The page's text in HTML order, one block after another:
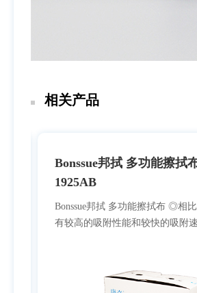
相关产品
Bonssue邦拭 多功能擦拭
1925AB
Bonssue邦拭 多功能擦拭布 ◎相比传统抹布具
有较高的吸附性能和较快的吸附
需求 ◎强韧耐磨，可擦拭粗糙表